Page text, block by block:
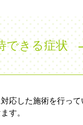
できる症状
応した施術を行っ
す。